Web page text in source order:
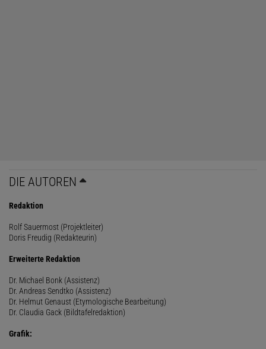
DIE AUTOREN
Redaktion
Rolf Sauermost (Projektleiter)
Doris Freudig (Redakteurin)
Erweiterte Redaktion
Dr. Michael Bonk (Assistenz)
Dr. Andreas Sendtko (Assistenz)
Dr. Helmut Genaust (Etymologische Bearbeitung)
Dr. Claudia Gack (Bildtafelredaktion)
Grafik: